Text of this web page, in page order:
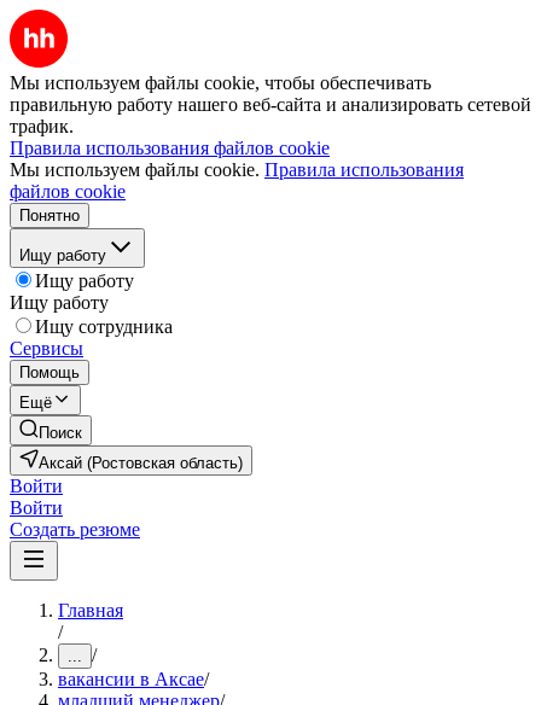
Мы используем файлы cookie, чтобы обеспечивать
правильную работу нашего веб-сайта и анализировать сетевой
трафик.
Правила использования файлов cookie
Мы используем файлы cookie. Правила использования
файлов cookie
Понятно
Ищу работу
Ищу работу
Ищу работу
Ищу сотрудника
Сервисы
Помощь
Ещё
Поиск
Аксай (Ростовская область)
Войти
Войти
Создать резюме
Главная
/
... /
вакансии в Аксае/
младший менеджер/